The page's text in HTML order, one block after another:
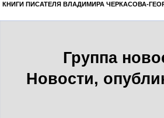
КНИГИ ПИСАТЕЛЯ ВЛАДИМИРА ЧЕРКАСОВА-
Группа
Новости,